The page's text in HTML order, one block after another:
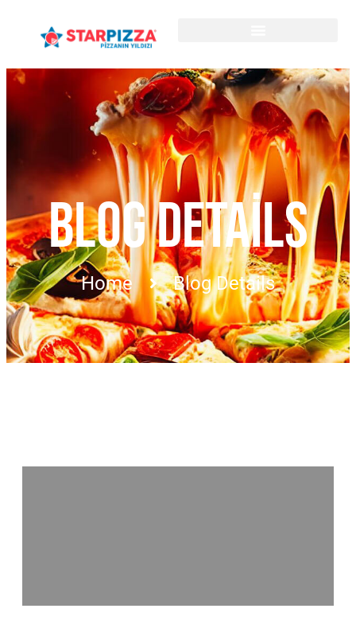
BLOG DETAILS
Home Blog Details